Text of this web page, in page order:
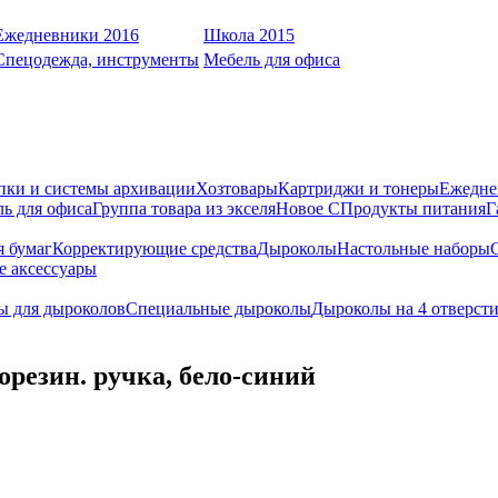
2016
Школа 2015
инструменты Мебель для офиса
и системы архивацииХозтоварыКартриджи и тонеры
для офисаГруппа товара из экселяНовое СПродукты питания
бумагКорректирующие средстваДыроколыНастольные наборы
аксессуары
для дыроколовСпециальные дыроколыДыроколы на 4
ручка, бело-синий